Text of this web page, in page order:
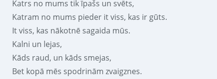
Katrs no mums tik īpašs un svēts,
Katram no mums pieder it viss, kas ir gūts.
It viss, kas nākotnē sagaida mūs.
Kalni un lejas,
Kāds raud, un kāds smejas,
Bet kopā mēs spodrinām zvaigznes.